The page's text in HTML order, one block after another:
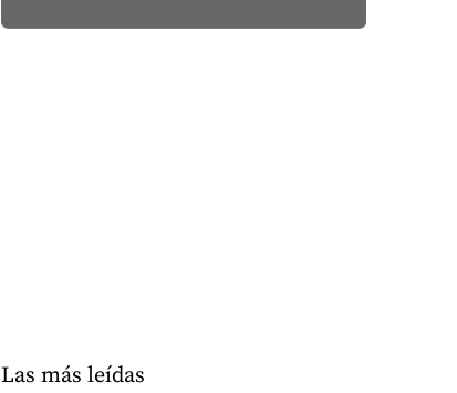
Las más leídas